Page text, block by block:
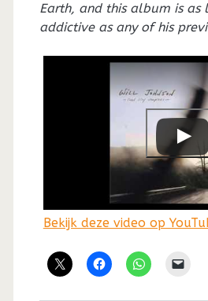
Earth, and this album is as
addictive as any of his
Bekijk deze video op